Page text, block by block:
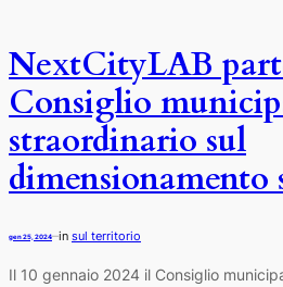
NextCityLAB
Consiglio
straordinario sul
dimensionamento
gen 25, 2024—in sul territorio
Il 10 gennaio 2024 il Consiglio